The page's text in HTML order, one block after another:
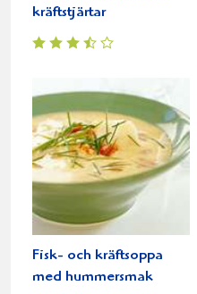
kräftstjärtar
Fisk- och kräftsoppa
med hummersmak